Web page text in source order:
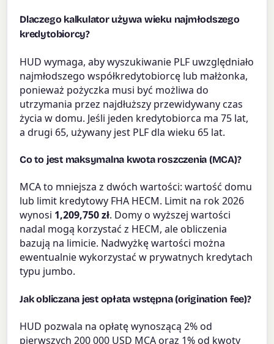
Dlaczego kalkulator używa wieku najmłodszego
kredytobiorcy?
HUD wymaga, aby wyszukiwanie PLF uwzględniało
najmłodszego współkredytobiorcę lub małżonka,
ponieważ pożyczka musi być możliwa do
utrzymania przez najdłuższy przewidywany czas
życia w domu. Jeśli jeden kredytobiorca ma 75 lat,
a drugi 65, używany jest PLF dla wieku 65 lat.
Co to jest maksymalna kwota roszczenia (MCA)?
MCA to mniejsza z dwóch wartości: wartość domu
lub limit kredytowy FHA HECM. Limit na rok 2026
wynosi 1,209,750 zł. Domy o wyższej wartości
nadal mogą korzystać z HECM, ale obliczenia
bazują na limicie. Nadwyżkę wartości można
ewentualnie wykorzystać w prywatnych kredytach
typu jumbo.
Jak obliczana jest opłata wstępna (origination fee)?
HUD pozwala na opłatę wynoszącą 2% od
pierwszych 200 000 USD MCA oraz 1% od kwoty